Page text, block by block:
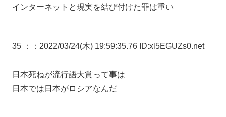
インターネットと現実を結び付けた罪は重い
35 ： ：2022/03/24(木) 19:59:35.76 ID:xl5EGUZs0.net
日本死ねが流行語大賞って事は
日本では日本がロシアなんだ